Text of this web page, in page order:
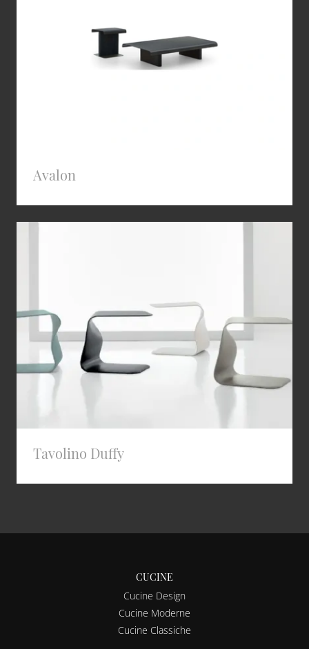
Avalon
Tavolino Duffy
CUCINE
Cucine Design
Cucine Moderne
Cucine Classiche